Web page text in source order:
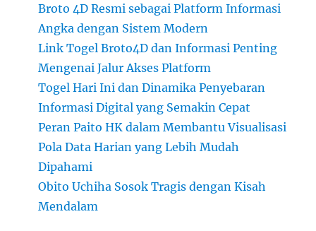
Broto 4D Resmi sebagai Platform Informasi
Angka dengan Sistem Modern
Link Togel Broto4D dan Informasi Penting
Mengenai Jalur Akses Platform
Togel Hari Ini dan Dinamika Penyebaran
Informasi Digital yang Semakin Cepat
Peran Paito HK dalam Membantu Visualisasi
Pola Data Harian yang Lebih Mudah
Dipahami
Obito Uchiha Sosok Tragis dengan Kisah
Mendalam